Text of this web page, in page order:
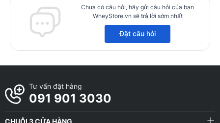
Chưa có câu hỏi, hãy gửi câu hỏi của bạn
WheyStore.vn sẽ trả lời sớm nhất
Đặt câu hỏi
Tư vấn đặt hàng
091 901 3030
CHUỖI 3 CỬA HÀNG